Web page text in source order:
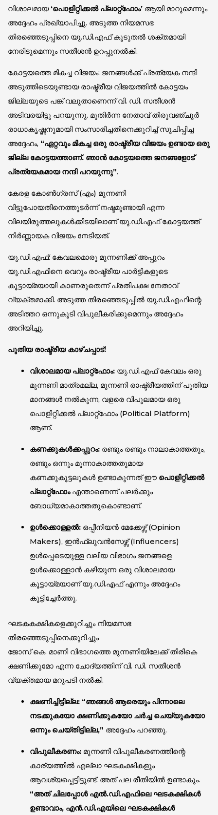
വിശാലമായ ‘പൊളിറ്റിക്കൽ പ്ലാറ്റ്‌ഫോം’ ആയി മാറുമെന്നും
അദ്ദേഹം പ്രഖ്യാപിച്ചു. അടുത്ത നിയമസഭ
തിരഞ്ഞെടുപ്പിനെ യു.ഡി.എഫ് കൂടുതൽ ശക്തമായി
നേരിടുമെന്നും സതീശൻ ഉറപ്പുനൽകി.
കോട്ടയത്തെ മികച്ച വിജയം: ജനങ്ങൾക്ക് പ്രത്യേക നന്ദി
അടുത്തിടെയുണ്ടായ രാഷ്ട്രീയ വിജയത്തിൽ കോട്ടയം
ജില്ലയുടെ പങ്ക് വലുതാണെന്ന് വി. ഡി. സതീശൻ
അടിവരയിട്ടു പറയുന്നു. മുതിർന്ന നേതാവ് തിരുവഞ്ചൂർ
രാധാകൃഷ്ണനുമായി സംസാരിച്ചതിനെക്കുറിച്ച് സൂചിപ്പിച്ച
അദ്ദേഹം, “ഏറ്റവും മികച്ച ഒരു രാഷ്ട്രീയ വിജയം ഉണ്ടായ ഒരു
ജില്ല കോട്ടയത്താണ്. ഞാൻ കോട്ടയത്തെ ജനങ്ങളോട്
പ്രത്യേകമായ നന്ദി പറയുന്നു”.
കേരള കോൺഗ്രസ് (എം) മുന്നണി
വിട്ടുപോയതിനെത്തുടർന്ന് നഷ്ടമുണ്ടായി എന്ന
വിലയിരുത്തലുകൾക്കിടയിലാണ് യു.ഡി.എഫ് കോട്ടയത്ത്
നിർണ്ണായക വിജയം നേടിയത്.
യു.ഡി.എഫ്: കേവലമൊരു മുന്നണിക്ക് അപ്പുറം
യു.ഡി.എഫിനെ വെറും രാഷ്ട്രീയ പാർട്ടികളുടെ
കൂട്ടായ്മയായി കാണരുതെന്ന് പ്രതിപക്ഷ നേതാവ്
വ്യക്തമാക്കി. അടുത്ത തിരഞ്ഞെടുപ്പിൽ യു.ഡി.എഫിന്റെ
അടിത്തറ ഒന്നുകൂടി വിപുലീകരിക്കുമെന്നും അദ്ദേഹം
അറിയിച്ചു.
പുതിയ രാഷ്ട്രീയ കാഴ്ചപ്പാട്:
വിശാലമായ പ്ലാറ്റ്‌ഫോം: യു.ഡി.എഫ് കേവലം ഒരു
മുന്നണി മാത്രമല്ല, മുന്നണി രാഷ്ട്രീയത്തിന് പുതിയ
മാനങ്ങൾ നൽകുന്ന, വളരെ വിപുലമായ ഒരു
പൊളിറ്റിക്കൽ പ്ലാറ്റ്‌ഫോം (Political Platform)
ആണ്.
കണക്കുകൾക്കപ്പുറം: രണ്ടും രണ്ടും നാലാകാത്തതും,
രണ്ടും ഒന്നും മൂന്നാകാത്തതുമായ
കണക്കുകൂട്ടലുകൾ ഉണ്ടാകുന്നത് ഈ പൊളിറ്റിക്കൽ
പ്ലാറ്റ്‌ഫോംഎന്താണെന്ന് പലർക്കും
ബോധ്യമാകാത്തതുകൊണ്ടാണ്.
ഉൾക്കൊള്ളൽ: ഒപ്പീനിയൻ മേക്കേഴ്സ് (Opinion
Makers), ഇൻഫ്ലുവൻസേഴ്സ് (Influencers)
ഉൾപ്പെടെയുള്ള വലിയ വിഭാഗം ജനങ്ങളെ
ഉൾക്കൊള്ളാൻ കഴിയുന്ന ഒരു വിശാലമായ
കൂട്ടായ്മയാണ് യു.ഡി.എഫ് എന്നും അദ്ദേഹം
കൂട്ടിച്ചേർത്തു.
ഘടകകക്ഷികളെക്കുറിച്ചും നിയമസഭ
തിരഞ്ഞെടുപ്പിനെക്കുറിച്ചും
ജോസ് കെ. മാണി വിഭാഗത്തെ മുന്നണിയിലേക്ക് തിരികെ
ക്ഷണിക്കുമോ എന്ന ചോദ്യത്തിന് വി. ഡി. സതീശൻ
വ്യക്തമായ മറുപടി നൽകി.
ക്ഷണിച്ചിട്ടില്ല: “ഞങ്ങൾ ആരെയും പിന്നാലെ
നടക്കുകയോ ക്ഷണിക്കുകയോ ചർച്ച ചെയ്യുകയോ
ഒന്നും ചെയ്തിട്ടില്ല,” അദ്ദേഹം പറഞ്ഞു.
വിപുലീകരണം: മുന്നണി വിപുലീകരണത്തിന്റെ
കാര്യത്തിൽ എല്ലാ ഘടകക്ഷികളും
ആവശ്യപ്പെട്ടിട്ടുണ്ട്. അത് പല രീതിയിൽ ഉണ്ടാകും.
“അത് ചിലപ്പോൾ എൽ.ഡി.എഫിലെ ഘടകക്ഷികൾ
ഉണ്ടാവാം, എൻ.ഡി.എയിലെ ഘടകക്ഷികൾ